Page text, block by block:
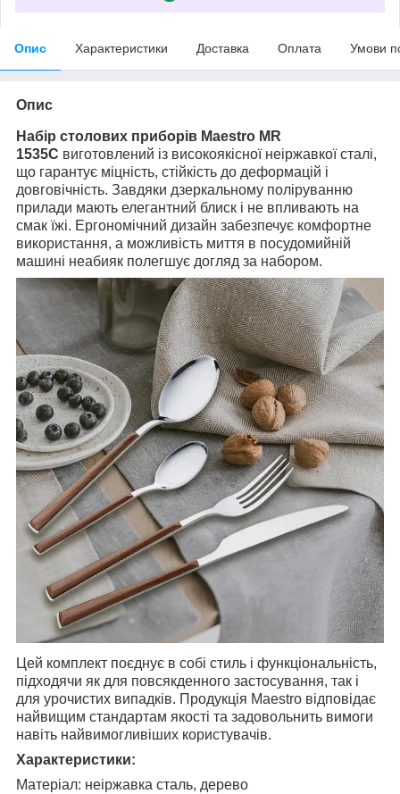
Опис Характеристики Доставка Оплата Умови
Опис
Набір столових приборів Maestro MR
1535C виготовлений із високоякісної неіржавкої сталі,
що гарантує міцність, стійкість до деформацій і
довговічність. Завдяки дзеркальному поліруванню
прилади мають елегантний блиск і не впливають на
смак їжі. Ергономічний дизайн забезпечує комфортне
використання, а можливість миття в посудомийній
машині неабияк полегшує догляд за набором.
Цей комплект поєднує в собі стиль і функціональність,
підходячи як для повсякденного застосування, так і
для урочистих випадків. Продукція Maestro відповідає
найвищим стандартам якості та задовольнить вимоги
навіть найвимогливіших користувачів.
Характеристики:
Матеріал: неіржавка сталь, дерево